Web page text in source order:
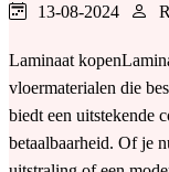
13-08-2024
Laminaat
vloermaterialen die
biedt een uitstekende
betaalbaarheid. Of je